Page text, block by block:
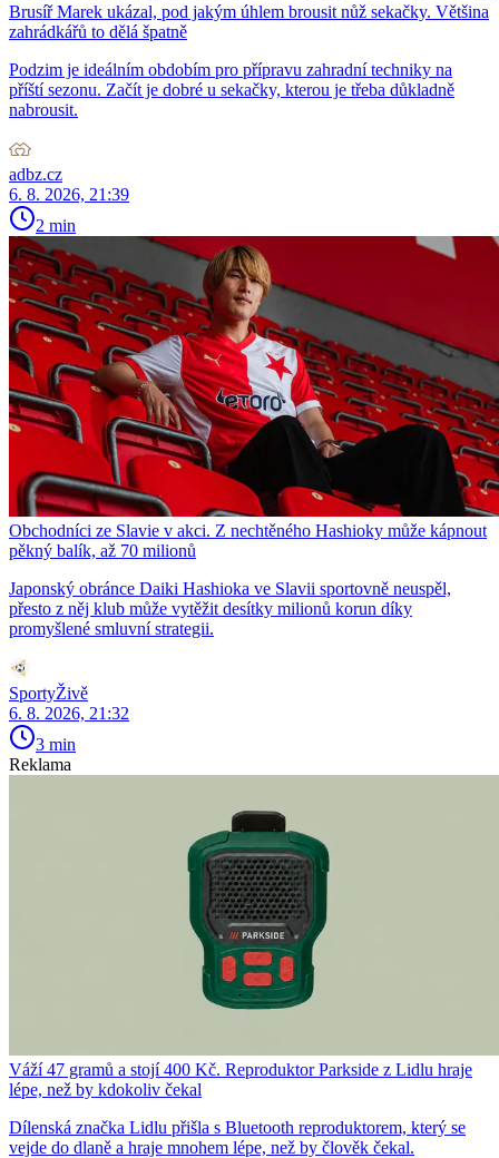
Brusíř Marek ukázal, pod jakým úhlem brousit nůž sekačky. Většina
zahrádkářů to dělá špatně
Podzim je ideálním obdobím pro přípravu zahradní techniky na
příští sezonu. Začít je dobré u sekačky, kterou je třeba důkladně
nabrousit.
adbz.cz
6. 8. 2026, 21:39
2 min
Obchodníci ze Slavie v akci. Z nechtěného Hashioky může kápnout
pěkný balík, až 70 milionů
Japonský obránce Daiki Hashioka ve Slavii sportovně neuspěl,
přesto z něj klub může vytěžit desítky milionů korun díky
promyšlené smluvní strategii.
SportyŽivě
6. 8. 2026, 21:32
3 min
Reklama
Váží 47 gramů a stojí 400 Kč. Reproduktor Parkside z Lidlu hraje
lépe, než by kdokoliv čekal
Dílenská značka Lidlu přišla s Bluetooth reproduktorem, který se
vejde do dlaně a hraje mnohem lépe, než by člověk čekal.